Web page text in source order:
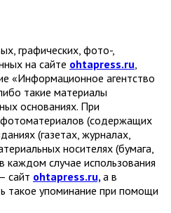
графических, фото-,
на сайте ohtapress.ru,
«Информационное агентство
такие материалы
основаниях. При
(содержащих
(газетах, журналах,
носителях (бумага,
каждом случае использования
сайт ohtapress.ru, а в
такое упоминание при помощи